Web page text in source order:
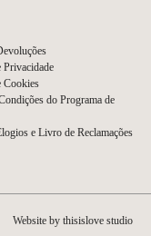
Privacidade
Cookies
do Programa de
e Livro de Reclamações
Website by thisislove studio